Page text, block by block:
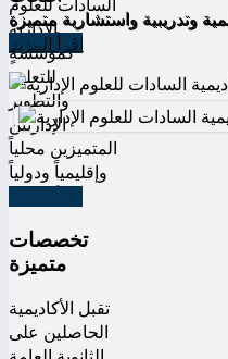
اقرأ المزيد
الإدارية
كمؤسسةٍ
للتعليم
والتطوير
الإداريين
المتميزين محلياً
وإقليمياً ودولياً
تخصصات
متميزة
تقبل الأكاديمية
الحاصلين على